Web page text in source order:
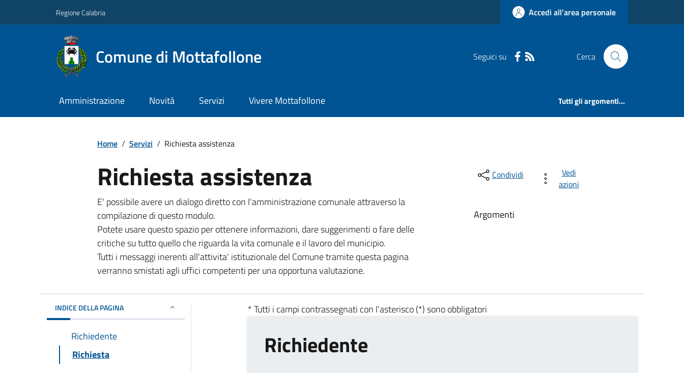
Regione Calabria Accedi all'area personale
Comune di Mottafollone Seguici su Cerca
Amministrazione Novità Servizi Vivere Mottafollone Tutti gli argomenti...
Home / Servizi / Richiesta assistenza
Richiesta assistenza
E' possibile avere un dialogo diretto con l'amministrazione comunale attraverso la
compilazione di questo modulo.
Potete usare questo spazio per ottenere informazioni, dare suggerimenti o fare delle
critiche su tutto quello che riguarda la vita comunale e il lavoro del municipio.
Tutti i messaggi inerenti all'attivita' istituzionale del Comune tramite questa pagina
verranno smistati agli uffici competenti per una opportuna valutazione.
Condividi
Vedi
azioni
Argomenti
INDICE DELLA PAGINA
Richiedente
Richiesta
* Tutti i campi contrassegnati con l'asterisco (*) sono obbligatori
Richiedente